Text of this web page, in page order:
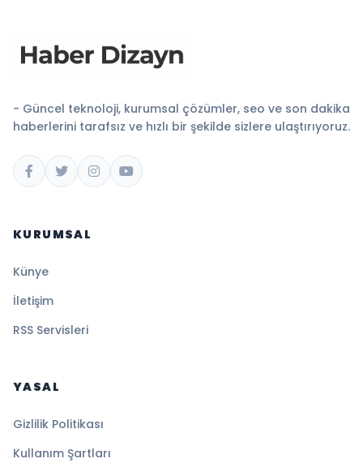
- Güncel teknoloji, kurumsal çözümler, seo ve son dakika
haberlerini tarafsız ve hızlı bir şekilde sizlere ulaştırıyoruz.
KURUMSAL
Künye
İletişim
RSS Servisleri
YASAL
Gizlilik Politikası
Kullanım Şartları